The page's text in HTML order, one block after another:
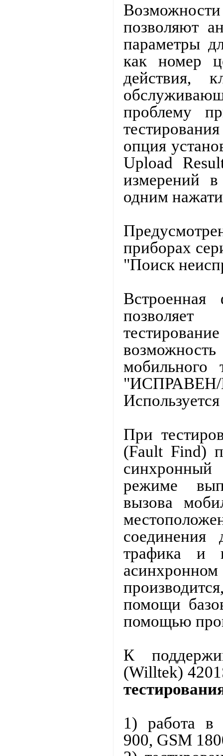
позволяют
параметры
как номер
действия,
проблему
опция
Upload
измерений
одним
приборах
"Поиск
Встроенная
возможность
При
(Fault Find)
режиме
вызова
соединения
трафика и
помощи
помощью
К
(Willtek)
1) работа в
900, GSM